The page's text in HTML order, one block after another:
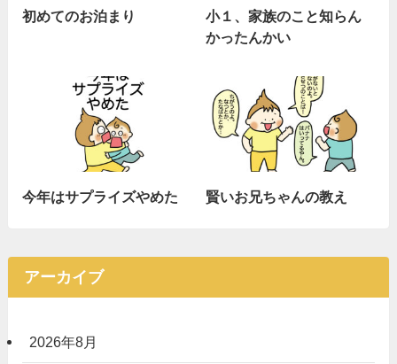
初めてのお泊まり
小１、家族のこと知らん
かったんかい
今年はサプライズやめた 賢いお兄ちゃんの教え
アーカイブ
2026年8月